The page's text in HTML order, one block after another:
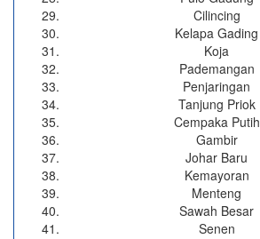
Cilincing
Kelapa Gading
Koja
Pademangan
Penjaringan
Tanjung Priok
Cempaka Putih
Gambir
Johar Baru
Kemayoran
Menteng
Sawah Besar
Senen